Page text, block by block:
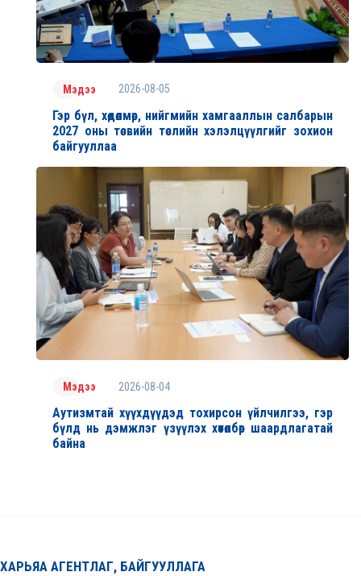
Мэдээ 2026-08-05
Гэр бүл, хөдөлмөр, нийгмийн хамгааллын салбарын
2027 оны төсвийн төслийн хэлэлцүүлгийг зохион
байгууллаа
Мэдээ 2026-08-04
Аутизмтай хүүхдүүдэд тохирсон үйлчилгээ, гэр
бүлд нь дэмжлэг үзүүлэх хөтөлбөр шаардлагатай
байна
ХАРЬЯА АГЕНТЛАГ, БАЙГУУЛЛАГА